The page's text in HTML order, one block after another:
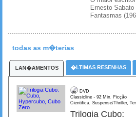
Ernesto
Fantasmas
todas as m�terias
LAN�AMENTOS �LTIMAS RESENHAS
DVD
Classicline - 92 Min. Ficção
Cientifica, Suspense/Thriller,
Trilogia Cubo: